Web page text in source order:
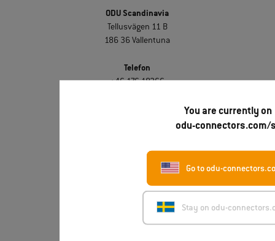
You are currently on
odu-connectors.com/
Go to odu-
Stay on odu-
ODU Scandinavia
Tellusvägen 11 B
186 36 Vallentuna
Telefon
+46 176 18266
Upptäck ODU Scandinavia
Om ODU
ODU Express